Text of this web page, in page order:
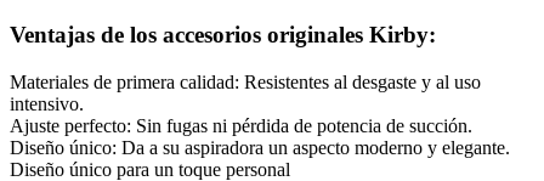
Ventajas de los accesorios originales Kirby:
Materiales de primera calidad: Resistentes al desgaste y al uso
intensivo.
Ajuste perfecto: Sin fugas ni pérdida de potencia de succión.
Diseño único: Da a su aspiradora un aspecto moderno y elegante.
Diseño único para un toque personal